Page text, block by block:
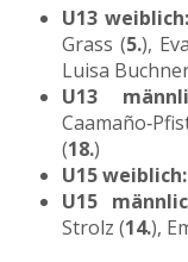
U13 weiblich:
Grass (5.),
Luisa
U13
(18.)
U15 weiblich:
U15
Strolz (14.),